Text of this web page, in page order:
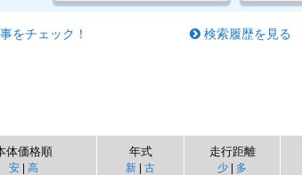
検索履歴を見る
をチェック！
体価格順
安| 高
年式
新 | 古
走行距離
少 | 多